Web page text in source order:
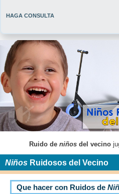
HAGA CONSULTA
Ruido de niñosdel vecino
Niños Ruidosos del Vecino
Que hacer con Ruidos de